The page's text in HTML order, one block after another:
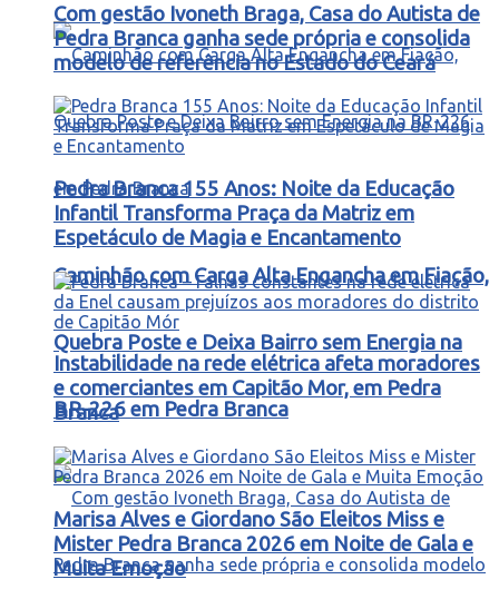
Caminhão com Carga Alta Engancha em Fiação,
Quebra Poste e Deixa Bairro sem Energia na
BR-226 em Pedra Branca
Com gestão Ivoneth Braga, Casa do Autista de
Pedra Branca ganha sede própria e consolida
modelo de referência no Estado do Ceará
Pedra Branca 155 Anos: Noite da Educação
Infantil Transforma Praça da Matriz em
Espetáculo de Magia e Encantamento
Instabilidade na rede elétrica afeta moradores
e comerciantes em Capitão Mor, em Pedra
Branca
Marisa Alves e Giordano São Eleitos Miss e
Mister Pedra Branca 2026 em Noite de Gala e
Muita Emoção